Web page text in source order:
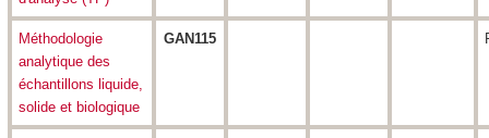
Méthodologie
analytique des
échantillons liquide,
solide et biologique
GAN115